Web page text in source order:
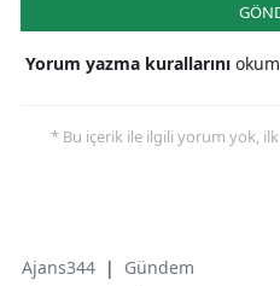
Yorum yazma kurallarını
* Bu içerik ile ilgili yorum yok,
Ajans344 | Gündem